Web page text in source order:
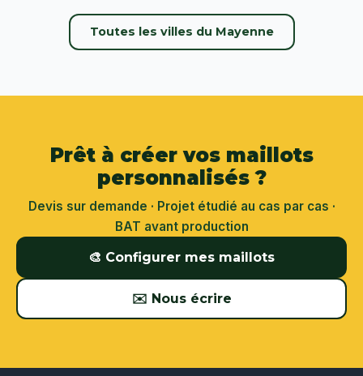
Toutes les villes du Mayenne
Prêt à créer vos maillots
personnalisés ?
Devis sur demande · Projet étudié au cas par cas ·
BAT avant production
🎨 Configurer mes maillots
✉️ Nous écrire